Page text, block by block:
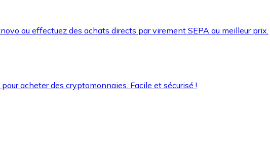
ou effectuez des achats directs par virement SEPA au meilleur prix.
acheter des cryptomonnaies. Facile et sécurisé !